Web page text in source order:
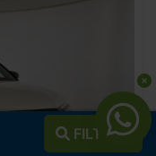
FILTROS